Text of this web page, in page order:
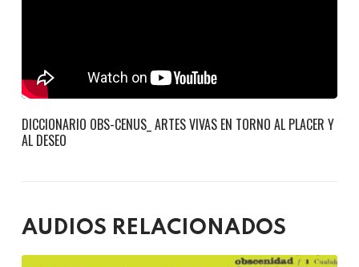
DICCIONARIO OBS-CENUS_ ARTES VIVAS EN TORNO AL PLACER Y
AL DESEO
AUDIOS RELACIONADOS